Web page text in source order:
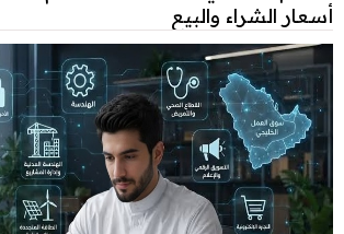
أسعار الشراء والبيع